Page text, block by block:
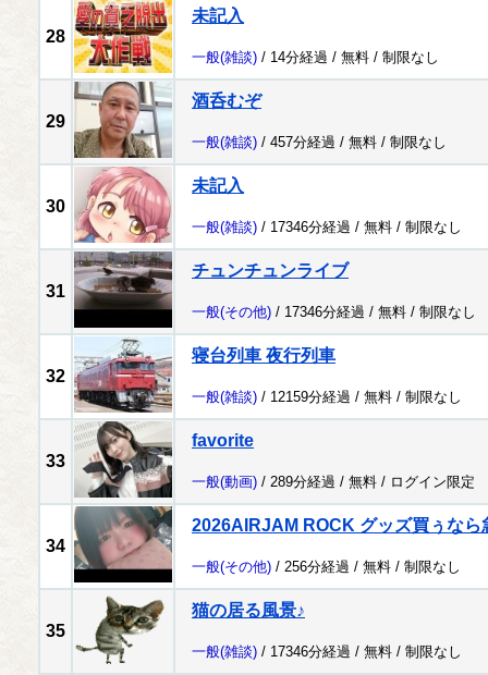
28
未記入
一般(雑談) / 14分経過 / 無料 / 制限なし
29
酒呑むぞ
一般(雑談) / 457分経過 / 無料 / 制限なし
30
未記入
一般(雑談) / 17346分経過 / 無料 / 制限なし
31
チュンチュンライブ
一般(その他) / 17346分経過 / 無料 / 制限なし
32
寝台列車 夜行列車
一般(雑談) / 12159分経過 / 無料 / 制限なし
33
favorite
一般(動画) / 289分経過 / 無料 / ログイン限定
34
2026AIRJAM ROCK グッズ買ぅなら
一般(その他) / 256分経過 / 無料 / 制限なし
35
猫の居る風景♪
一般(雑談) / 17346分経過 / 無料 / 制限なし